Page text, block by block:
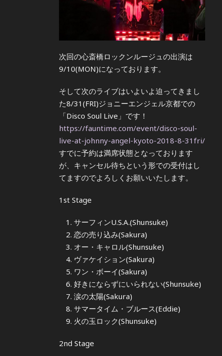
次回の心斎橋ロックンルージュの出演は
9/10(MON)になっております。
そして次のライブはいよいよ迫ってきまし
た8/31(FRI)ジョニーエンジェル京都での
「Disco Soul Live」です！
https://fauntime.com/event/disco-soul-
live-at-johnny-angel-kyoto-2018-8-31fri/
すでに予約は満席状態となっております
が、キャンセル待ちという形での受付はし
てますのでよろしくお願いいたします。
1st Stage
サーフィンU.S.A.(Shunsuke)
恋の売り込み(Sakura)
オー・キャロル(Shunsuke)
ヴァケイション(Sakura)
ワン・ボーイ(Sakura)
好きにならずにいられない(Shunsuke)
涙の太陽(Sakura)
サマータイム・ブルース(Eddie)
火の玉ロック(Shunsuke)
2nd Stage